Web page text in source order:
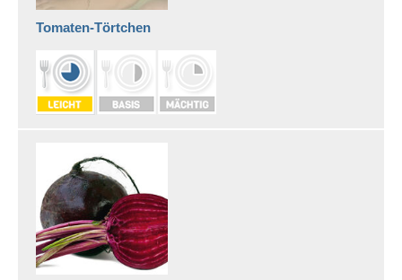
Gesundes Gewicht
Grundlagen gesunder
Kinderernährung
Kinder brauchen Bewegung
guten Geschmack
Kind & Psyche
Kinderseele in Not
ADHS bei Kindern
Tomaten-Törtchen